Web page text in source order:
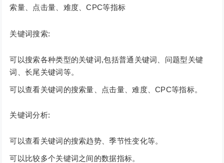
索量、点击量、难度、CPC等指标
关键词搜索:
可以搜索各种类型的关键词,包括普通关键词、问题型关键
词、长尾关键词等。
可以查看关键词的搜索量、点击量、难度、CPC等指标。
关键词分析:
可以查看关键词的搜索趋势、季节性变化等。
可以比较多个关键词之间的数据指标。